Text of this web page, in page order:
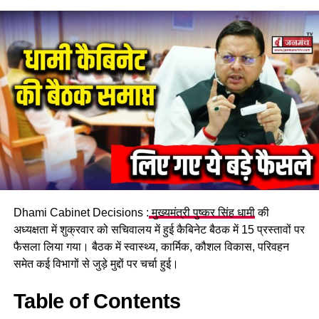
हरिद्वार, नैनीताल और उधमसिंह नगर के 22 अर्द्ध शहरी क्षेत्रों में 100
प्रतिशत वॉल्यूमीटरिंग के साथ प्रतिदिन 16 घंटे अबाध जलापूर्ति की जा
रही है। इस कार्यक्रम के तहत 106,202 वाटर कनेक्शंस प्रदान किए गए
हैं, जिससे बड़ी संख्या में लोग लाभान्वित हो रहे हैं।
उत्तराखण्ड जल आपूर्ति कार्यक्रम के तहत संचालित सभी 22 अर्द्ध शहरी
योजनाएं पूरी हो चुकी हैं और इस पर विश्व बैंक की भी संतुष्टि व्यक्त की गई
है।
#WaterSupply #SocialAudit #WomenInclusion
#RuralDevelopment #UttarakhandWaterMission
#WaterProgram #PublicSatisfaction #HPCMeeting
Dhami Cabinet Decisions : मुख्यमंत्री पुष्कर सिंह धामीकी
अध्यक्षता में शुक्रवार को सचिवालय में हुई कैबिनेट बैठक में 15 प्रस्तावों पर
फैसला लिया गया। बैठक में स्वास्थ्य, कार्मिक, कौशल विकास, परिवहन
समेत कई विभागों से जुड़े मुद्दों पर चर्चा हुई।
Table of Contents